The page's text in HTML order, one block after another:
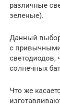
различные
зеленые).
Данный
с
светодиодов,
солнечных
Что же